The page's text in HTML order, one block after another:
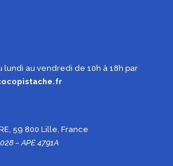
lundi au vendredi de 10h à 18h par
59 800 Lille, France
– APE 4791A